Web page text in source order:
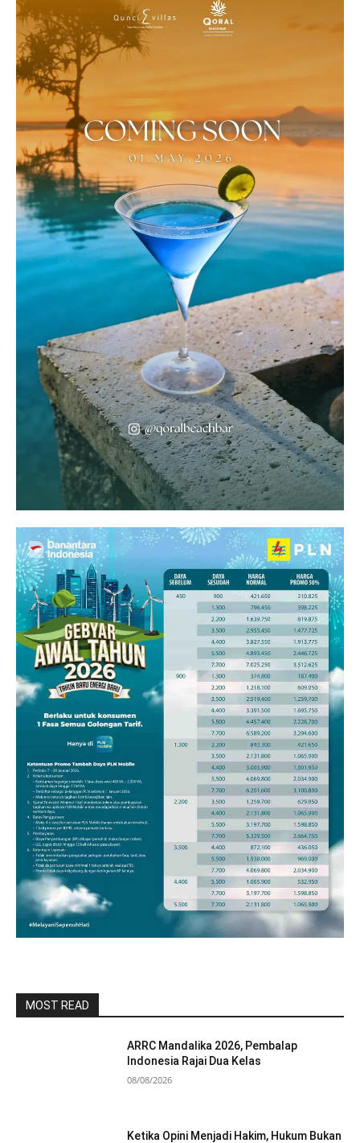
MOST READ
ARRC Mandalika 2026, Pembalap
Indonesia Rajai Dua Kelas
08/08/2026
Ketika Opini Menjadi Hakim, Hukum Bukan